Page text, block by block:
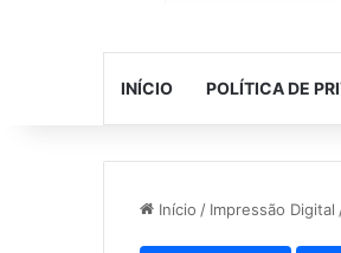
INÍCIO POLÍTICA DE
Início / Impressão Digital